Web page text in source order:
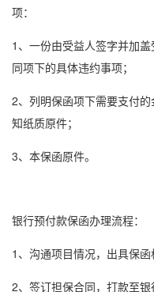
项：
1、一份由受益人签字并加
同项下的具体违约事项；
2、列明保函项下需要支付
知纸质原件；
3、本保函原件。
银行预付款保函办理流程：
1、沟通项目情况，出具保函
2、签订担保合同，打款至